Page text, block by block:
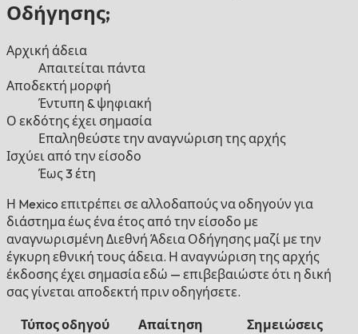
Οδήγησης;
Αρχική άδεια
Απαιτείται πάντα
Αποδεκτή μορφή
Έντυπη & ψηφιακή
Ο εκδότης έχει σημασία
Επαληθεύστε την αναγνώριση της αρχής
Ισχύει από την είσοδο
Έως 3 έτη
Η Mexico επιτρέπει σε αλλοδαπούς να οδηγούν για
διάστημα έως ένα έτος από την είσοδο με
αναγνωρισμένη Διεθνή Άδεια Οδήγησης μαζί με την
έγκυρη εθνική τους άδεια. Η αναγνώριση της αρχής
έκδοσης έχει σημασία εδώ — επιβεβαιώστε ότι η δική
σας γίνεται αποδεκτή πριν οδηγήσετε.
Τύπος οδηγού Απαίτηση
Σημειώσεις